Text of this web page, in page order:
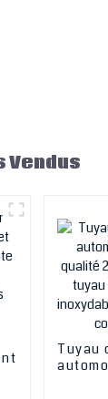
Vendus
Tuyau